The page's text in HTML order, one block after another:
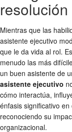
Mientras que las
asistente ejecutivo
que le da vida al rol.
menudo las más
un buen asistente de
asistente ejecutivo
cómo interactúa,
énfasis significativo
reconociendo su
organizacional.